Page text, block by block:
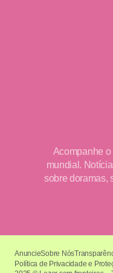
Acompanhe o
mundial.
sobre doramas,
AnuncieSobre Nós
Política de Privacidade e